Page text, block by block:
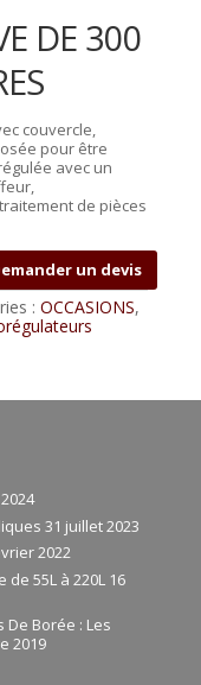
DE 300
couvercle,
pour être
avec un
de pièces
un devis
:OCCASIONS,
31 juillet 2023
2022
55L à 220L 16
Borée : Les
2019